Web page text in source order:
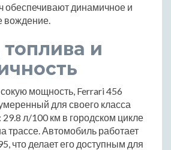
обеспечивают динамичное и
и
мощность, Ferrari 456
для своего класса
29.8 л/100 км в городском цикле
трассе. Автомобиль работает
что делает его доступным для